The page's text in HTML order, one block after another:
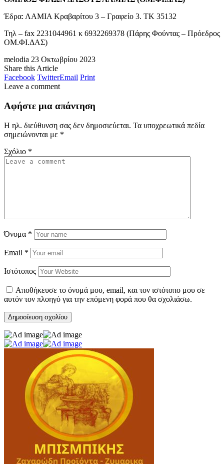
Έδρα: ΛΑΜΙΑ Κραβαρίτου 3 – Γραφείο 3. ΤΚ 35132
Τηλ – fax 2231044961 κ 6932269378 (Πάρης Φούντας – Πρόεδρος
ΟΜ.ΦΙ.ΔΑΣ)
melodia 23 Οκτωβρίου 2023
Share this Article
Facebook TwitterEmail Print
Leave a comment
Αφήστε μια απάντηση
Η ηλ. διεύθυνση σας δεν δημοσιεύεται. Τα υποχρεωτικά πεδία
σημειώνονται με *
Σχόλιο *
Όνομα *
Email *
Ιστότοπος
Αποθήκευσε το όνομά μου, email, και τον ιστότοπο μου σε
αυτόν τον πλοηγό για την επόμενη φορά που θα σχολιάσω.